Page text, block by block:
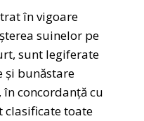
în vigoare
suinelor pe
sunt legiferate
și bunăstare
concordanță cu
clasificate toate